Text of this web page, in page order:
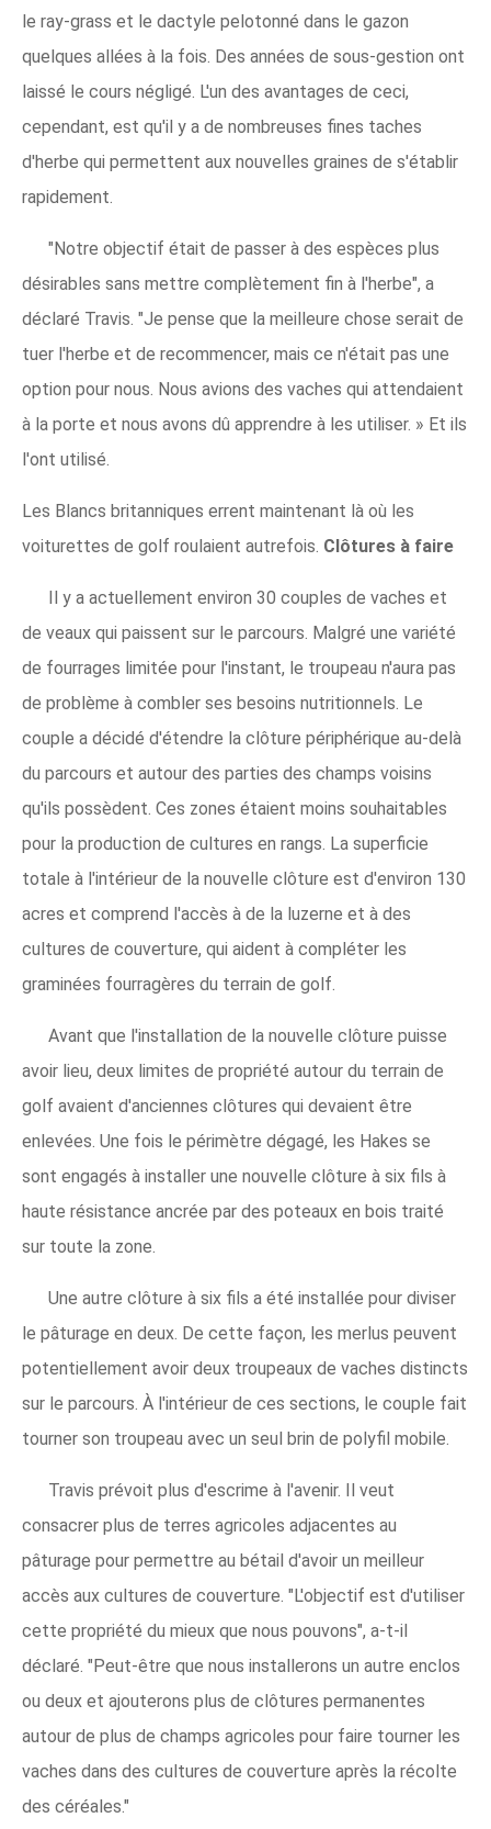
le ray-grass et le dactyle pelotonné dans le gazon
quelques allées à la fois. Des années de sous-gestion ont
laissé le cours négligé. L'un des avantages de ceci,
cependant, est qu'il y a de nombreuses fines taches
d'herbe qui permettent aux nouvelles graines de s'établir
rapidement.
"Notre objectif était de passer à des espèces plus
désirables sans mettre complètement fin à l'herbe", a
déclaré Travis. "Je pense que la meilleure chose serait de
tuer l'herbe et de recommencer, mais ce n'était pas une
option pour nous. Nous avions des vaches qui attendaient
à la porte et nous avons dû apprendre à les utiliser. » Et ils
l'ont utilisé.
Les Blancs britanniques errent maintenant là où les
voiturettes de golf roulaient autrefois. Clôtures à faire
Il y a actuellement environ 30 couples de vaches et
de veaux qui paissent sur le parcours. Malgré une variété
de fourrages limitée pour l'instant, le troupeau n'aura pas
de problème à combler ses besoins nutritionnels. Le
couple a décidé d'étendre la clôture périphérique au-delà
du parcours et autour des parties des champs voisins
qu'ils possèdent. Ces zones étaient moins souhaitables
pour la production de cultures en rangs. La superficie
totale à l'intérieur de la nouvelle clôture est d'environ 130
acres et comprend l'accès à de la luzerne et à des
cultures de couverture, qui aident à compléter les
graminées fourragères du terrain de golf.
Avant que l'installation de la nouvelle clôture puisse
avoir lieu, deux limites de propriété autour du terrain de
golf avaient d'anciennes clôtures qui devaient être
enlevées. Une fois le périmètre dégagé, les Hakes se
sont engagés à installer une nouvelle clôture à six fils à
haute résistance ancrée par des poteaux en bois traité
sur toute la zone.
Une autre clôture à six fils a été installée pour diviser
le pâturage en deux. De cette façon, les merlus peuvent
potentiellement avoir deux troupeaux de vaches distincts
sur le parcours. À l'intérieur de ces sections, le couple fait
tourner son troupeau avec un seul brin de polyfil mobile.
Travis prévoit plus d'escrime à l'avenir. Il veut
consacrer plus de terres agricoles adjacentes au
pâturage pour permettre au bétail d'avoir un meilleur
accès aux cultures de couverture. "L'objectif est d'utiliser
cette propriété du mieux que nous pouvons", a-t-il
déclaré. "Peut-être que nous installerons un autre enclos
ou deux et ajouterons plus de clôtures permanentes
autour de plus de champs agricoles pour faire tourner les
vaches dans des cultures de couverture après la récolte
des céréales."